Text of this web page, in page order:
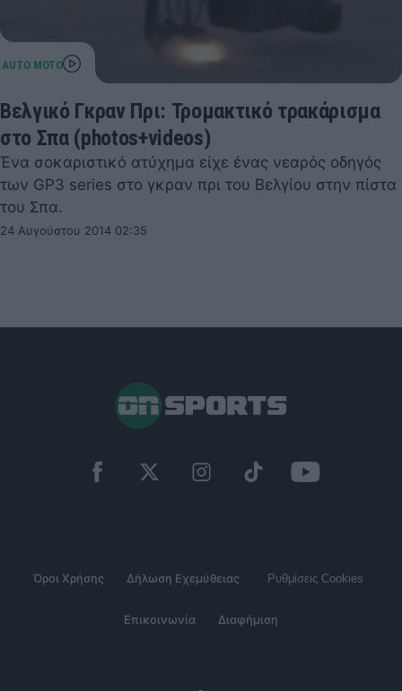
Βελγικό Γκραν Πρι: Τρομακτικό τρακάρισμα
στο Σπα (photos+videos)
Ένα σοκαριστικό ατύχημα είχε ένας νεαρός οδηγός
των GP3 series στο γκραν πρι του Βελγίου στην πίστα
του Σπα.
24 Αυγούστου 2014 02:35
Όροι Χρήσης Δήλωση Εχεμύθειας Ρυθμίσεις Cookies
Επικοινωνία Διαφήμιση